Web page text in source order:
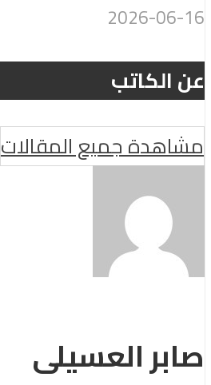
2026-06-16
عن الكاتب
مشاهدة جميع المقالات
صابر العسيلى